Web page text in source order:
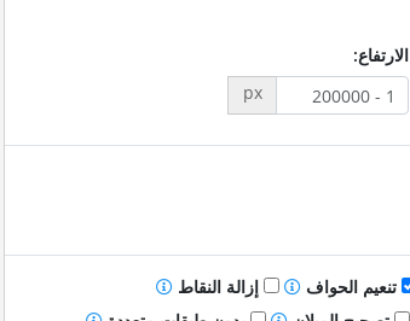
الارتفاع:
px
تنعيم الحواف
إزالة النقاط